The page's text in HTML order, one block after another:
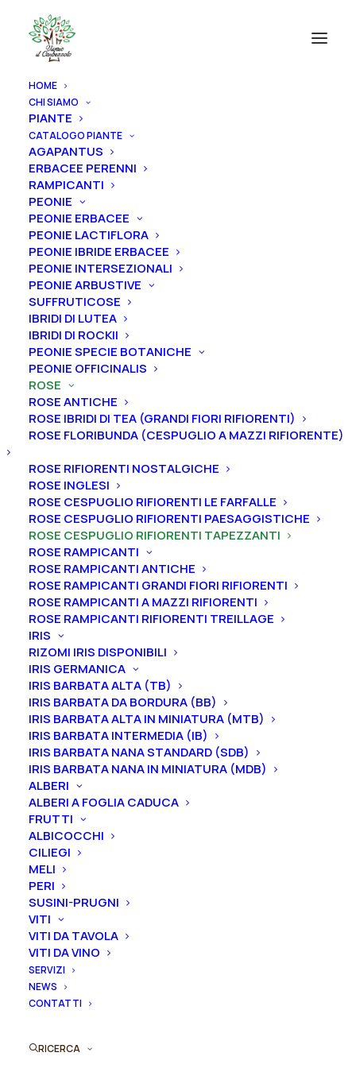
HOME
CHI SIAMO
PIANTE
CATALOGO PIANTE
AGAPANTUS
ERBACEE PERENNI
RAMPICANTI
PEONIE
PEONIE ERBACEE
PEONIE LACTIFLORA
PEONIE IBRIDE ERBACEE
PEONIE INTERSEZIONALI
PEONIE ARBUSTIVE
SUFFRUTICOSE
IBRIDI DI LUTEA
IBRIDI DI ROCKII
PEONIE SPECIE BOTANICHE
PEONIE OFFICINALIS
ROSE
ROSE ANTICHE
ROSE IBRIDI DI TEA (GRANDI FIORI RIFIORENTI)
ROSE FLORIBUNDA (CESPUGLIO A MAZZI RIFIORENTE)
ROSE RIFIORENTI NOSTALGICHE
ROSE INGLESI
ROSE CESPUGLIO RIFIORENTI LE FARFALLE
ROSE CESPUGLIO RIFIORENTI PAESAGGISTICHE
ROSE CESPUGLIO RIFIORENTI TAPEZZANTI
ROSE RAMPICANTI
ROSE RAMPICANTI ANTICHE
ROSE RAMPICANTI GRANDI FIORI RIFIORENTI
ROSE RAMPICANTI A MAZZI RIFIORENTI
ROSE RAMPICANTI RIFIORENTI TREILLAGE
IRIS
RIZOMI IRIS DISPONIBILI
IRIS GERMANICA
IRIS BARBATA ALTA (TB)
IRIS BARBATA DA BORDURA (BB)
IRIS BARBATA ALTA IN MINIATURA (MTB)
IRIS BARBATA INTERMEDIA (IB)
IRIS BARBATA NANA STANDARD (SDB)
IRIS BARBATA NANA IN MINIATURA (MDB)
ALBERI
ALBERI A FOGLIA CADUCA
FRUTTI
ALBICOCCHI
CILIEGI
MELI
PERI
SUSINI-PRUGNI
VITI
VITI DA TAVOLA
VITI DA VINO
SERVIZI
NEWS
CONTATTI
RICERCA
Home Rose
Rose cespuglio rifiorenti tapezzanti
Rosa cespuglio rifiorente tapezzante “Città di Roma®”
Rosa cespuglio rifiorente
tapezzante “Città di
Roma®”
19,00€
La Rosa “Città di Roma®” Tantau di nuova
generazione. Tra le rose paesaggistiche è una rosa
coprisuolo di eccezionali qualità. Ha infatti
un`accentuata rifiorenza, i fiori coprono
letteralmente il fogliame durante tutta la bella
stagione. “Città di Roma” di Tantau è molto resistente
alle malattie fungine, certificata ADR. Il colore rosa
carico dei suoi fiori non sbiadisce al sole o alla
pioggia.
Dimensione vaso